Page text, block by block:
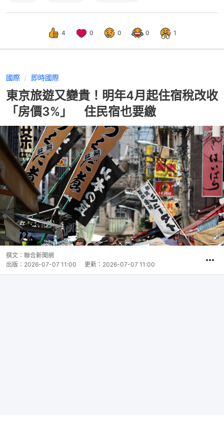
4 0 0 0 1
國際 即時國際
東京旅遊又變貴！明年4月起住宿稅改收
「房價3%」 住民宿也要繳
撰文： 聯合新聞網
出版： 2026-07-07 11:00 更新： 2026-07-07 11:00